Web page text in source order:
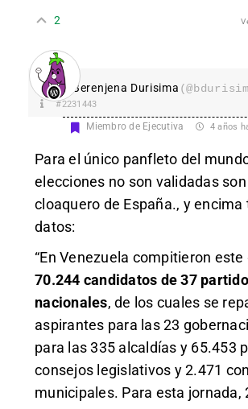
2
Berenjena Durisima
#2231443
Miembro de Ejecutiva 4 años
Para el único panfleto del
elecciones no son validadas
cloaquero de España., y
datos:
“En Venezuela compitieron
70.244 candidatos de 37
nacionales, de los cuales se
aspirantes para las 23
para las 335 alcaldías y 65.453
consejos legislativos y 2.471
municipales. Para esta jornada,